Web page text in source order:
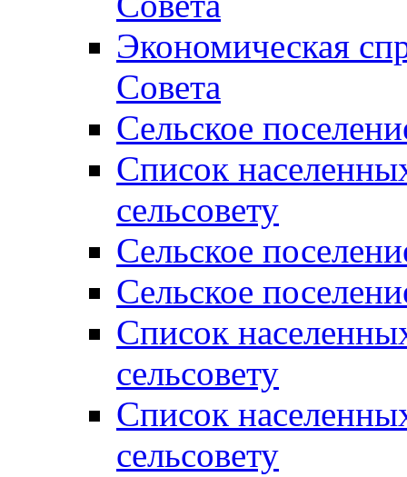
Экономическая
Совета
Сельское
Список
сельсовету
Сельское
Сельское
Список
сельсовету
Список
сельсовету